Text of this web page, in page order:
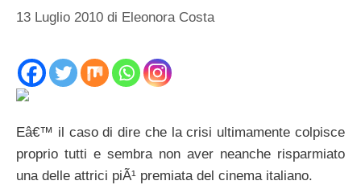
13 Luglio 2010 di Eleonora Costa
Eâ€™ il caso di dire che la crisi ultimamente colpisce
proprio tutti e sembra non aver neanche risparmiato
una delle attrici piÃ¹ premiata del cinema italiano.